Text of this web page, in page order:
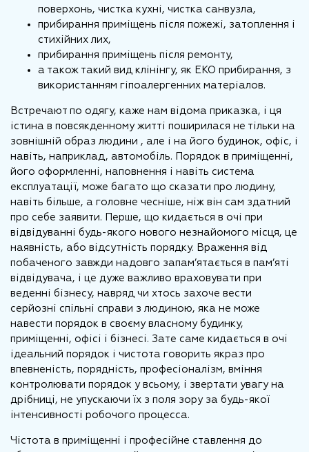
поверхонь, чистка кухні, чистка санвузла,
прибирання приміщень після пожежі, затоплення і
стихійних лих,
прибирання приміщень після ремонту,
а також такий вид клінінгу, як ЕКО прибирання, з
використанням гіпоалергенних матеріалов.
Встречают по одягу, каже нам відома приказка, і ця
істина в повсякденному житті поширилася не тільки на
зовнішній образ людини , але і на його будинок, офіс, і
навіть, наприклад, автомобіль. Порядок в приміщенні,
його оформленні, наповнення і навіть система
експлуатації, може багато що сказати про людину,
навіть більше, а головне чесніше, ніж він сам здатний
про себе заявити. Перше, що кидається в очі при
відвідуванні будь-якого нового незнайомого місця, це
наявність, або відсутність порядку. Враження від
побаченого завжди надовго запам’ятається в пам’яті
відвідувача, і це дуже важливо враховувати при
веденні бізнесу, навряд чи хтось захоче вести
серйозні спільні справи з людиною, яка не може
навести порядок в своєму власному будинку,
приміщенні, офісі і бізнесі. Зате саме кидається в очі
ідеальний порядок і чистота говорить якраз про
впевненість, порядність, професіоналізм, вміння
контролювати порядок у всьому, і звертати увагу на
дрібниці, не упускаючи їх з поля зору за будь-якої
інтенсивності робочого процесса.
Чістота в приміщенні і професійне ставлення до